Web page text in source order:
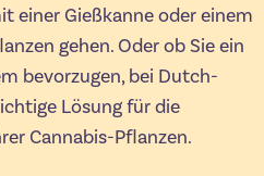
einer Gießkanne oder einem
gehen. Oder ob Sie ein
bevorzugen, bei Dutch-
Lösung für die
Cannabis-Pflanzen.